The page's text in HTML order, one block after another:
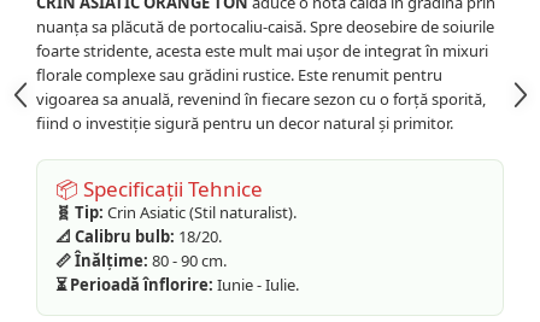
nuanța sa plăcută de portocaliu-caisă. Spre deosebire de soiurile
foarte stridente, acesta este mult mai ușor de integrat în mixuri
florale complexe sau grădini rustice. Este renumit pentru
vigoarea sa anuală, revenind în fiecare sezon cu o forță sporită,
fiind o investiție sigură pentru un decor natural și primitor.
📦 Specificații Tehnice
🧬 Tip: Crin Asiatic (Stil naturalist).
📐 Calibru bulb: 18/20.
📏 Înălțime: 80 - 90 cm.
⏳ Perioadă înflorire: Iunie - Iulie.